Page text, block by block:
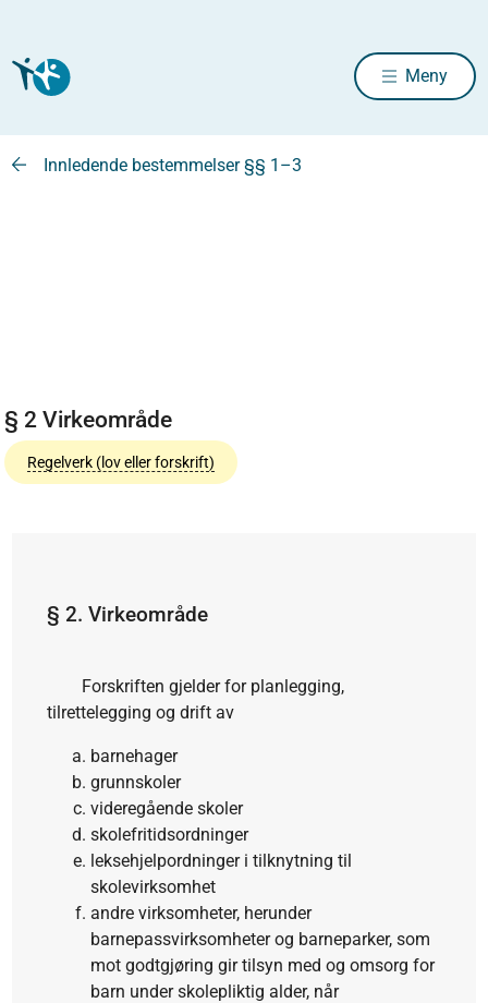
Meny
Innledende bestemmelser §§ 1–3
§ 2 Virkeområde
Regelverk (lov eller forskrift)
§ 2.Virkeområde
Forskriften gjelder for planlegging,
tilrettelegging og drift av
barnehager
grunnskoler
videregående skoler
skolefritidsordninger
leksehjelpordninger i tilknytning til
skolevirksomhet
andre virksomheter, herunder
barnepassvirksomheter og barneparker, som
mot godtgjøring gir tilsyn med og omsorg for
barn under skolepliktig alder, når